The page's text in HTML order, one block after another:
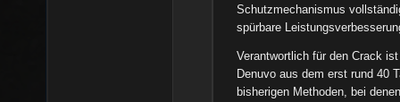
Schutzmechanismus
spürbare
Verantwortlich für den Crack
Denuvo aus dem erst rund 40
bisherigen Methoden, bei